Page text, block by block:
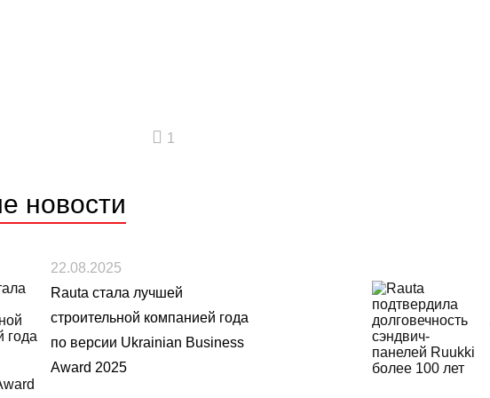
1
новости
22.08.2025
Rauta стала лучшей
строительной компанией года
по версии Ukrainian Business
Award 2025